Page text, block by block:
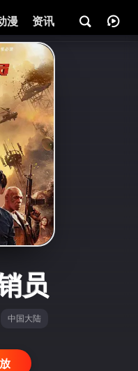
漫 资讯
员
中国大陆